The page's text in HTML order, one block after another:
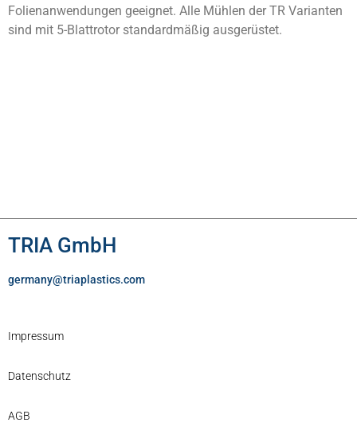
Folienanwendungen geeignet. Alle Mühlen der TR Varianten
sind mit 5-Blattrotor standardmäßig ausgerüstet.
TRIA GmbH
germany@triaplastics.com
Impressum
Datenschutz
AGB